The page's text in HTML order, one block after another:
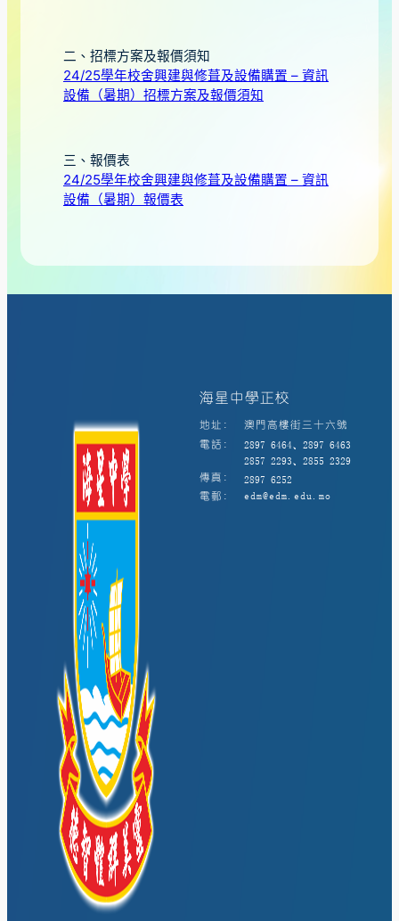
二、招標方案及報價須知
24/25學年校舍興建與修葺及設備購置 – 資訊
設備（暑期）招標方案及報價須知
三、報價表
24/25學年校舍興建與修葺及設備購置 – 資訊
設備（暑期）報價表
海星中學正校
地址:
澳門高樓街三十六號
電話:
2897 6464、2897 6463
2857 2293、2855 2329
傳真:
2897 6252
電郵:
edm@edm.edu.mo